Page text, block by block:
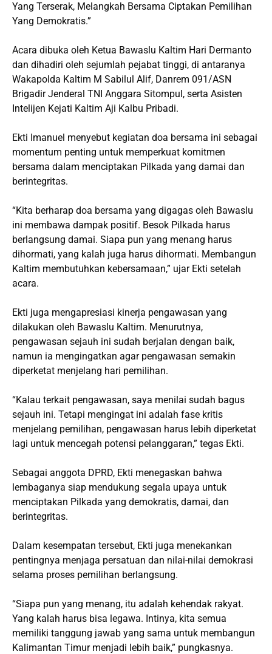
Yang Terserak, Melangkah Bersama Ciptakan Pemilihan
Yang Demokratis.”
Acara dibuka oleh Ketua Bawaslu Kaltim Hari Dermanto
dan dihadiri oleh sejumlah pejabat tinggi, di antaranya
Wakapolda Kaltim M Sabilul Alif, Danrem 091/ASN
Brigadir Jenderal TNI Anggara Sitompul, serta Asisten
Intelijen Kejati Kaltim Aji Kalbu Pribadi.
Ekti Imanuel menyebut kegiatan doa bersama ini sebagai
momentum penting untuk memperkuat komitmen
bersama dalam menciptakan Pilkada yang damai dan
berintegritas.
“Kita berharap doa bersama yang digagas oleh Bawaslu
ini membawa dampak positif. Besok Pilkada harus
berlangsung damai. Siapa pun yang menang harus
dihormati, yang kalah juga harus dihormati. Membangun
Kaltim membutuhkan kebersamaan,” ujar Ekti setelah
acara.
Ekti juga mengapresiasi kinerja pengawasan yang
dilakukan oleh Bawaslu Kaltim. Menurutnya,
pengawasan sejauh ini sudah berjalan dengan baik,
namun ia mengingatkan agar pengawasan semakin
diperketat menjelang hari pemilihan.
“Kalau terkait pengawasan, saya menilai sudah bagus
sejauh ini. Tetapi mengingat ini adalah fase kritis
menjelang pemilihan, pengawasan harus lebih diperketat
lagi untuk mencegah potensi pelanggaran,” tegas Ekti.
Sebagai anggota DPRD, Ekti menegaskan bahwa
lembaganya siap mendukung segala upaya untuk
menciptakan Pilkada yang demokratis, damai, dan
berintegritas.
Dalam kesempatan tersebut, Ekti juga menekankan
pentingnya menjaga persatuan dan nilai-nilai demokrasi
selama proses pemilihan berlangsung.
“Siapa pun yang menang, itu adalah kehendak rakyat.
Yang kalah harus bisa legawa. Intinya, kita semua
memiliki tanggung jawab yang sama untuk membangun
Kalimantan Timur menjadi lebih baik,” pungkasnya.